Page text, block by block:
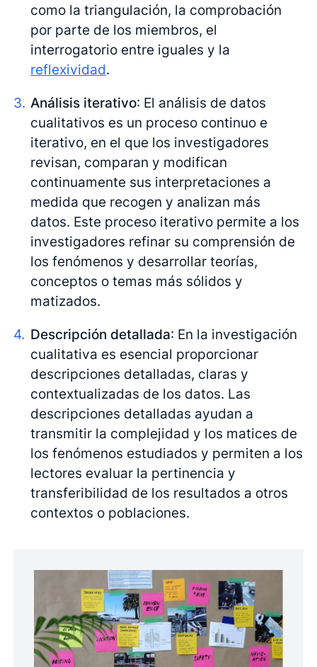
como la triangulación, la comprobación
por parte de los miembros, el
interrogatorio entre iguales y la
reflexividad.
Análisis iterativo: El análisis de datos
cualitativos es un proceso continuo e
iterativo, en el que los investigadores
revisan, comparan y modifican
continuamente sus interpretaciones a
medida que recogen y analizan más
datos. Este proceso iterativo permite a los
investigadores refinar su comprensión de
los fenómenos y desarrollar teorías,
conceptos o temas más sólidos y
matizados.
Descripción detallada: En la investigación
cualitativa es esencial proporcionar
descripciones detalladas, claras y
contextualizadas de los datos. Las
descripciones detalladas ayudan a
transmitir la complejidad y los matices de
los fenómenos estudiados y permiten a los
lectores evaluar la pertinencia y
transferibilidad de los resultados a otros
contextos o poblaciones.